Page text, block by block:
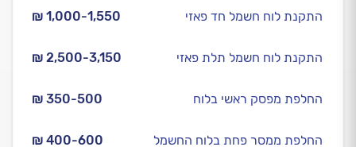
₪ 1,000-1,550 התקנת לוח חשמל חד פאזי
₪ 2,500-3,150 התקנת לוח חשמל תלת פאזי
₪ 350-500 החלפת מפסק ראשי בלוח
₪ 400-600 החלפת ממסר פחת בלוח החשמל